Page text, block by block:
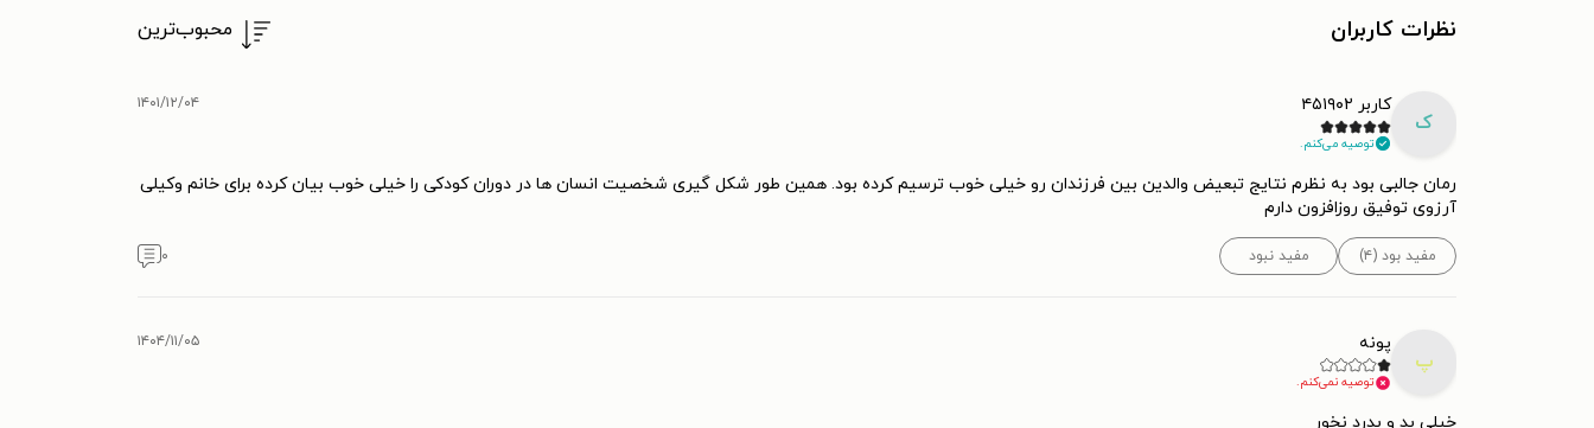
نظرات کاربران محبوب‌ترین
ک
کاربر ۴۵۱۹۰۲
توصیه می‌کنم.
۱۴۰۱/۱۲/۰۴
رمان جالبی بود به نظرم نتایج تبعیض والدین بین فرزندان رو خیلی خوب ترسیم کرده بود. همین طور شکل گیری شخصیت انسان ها در دوران کودکی را خیلی خوب بیان کرده برای خانم وکیلی
آرزوی توفیق روزافزون دارم
مفید بود (۴) مفید نبود ۰
پ
پونه
توصیه نمی‌کنم.
۱۴۰۴/۱۱/۰۵
خیلی بد و بدرد نخور